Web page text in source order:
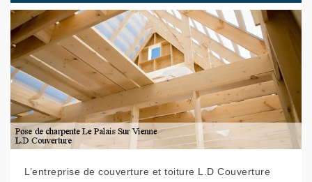
L’entreprise de couverture et toiture L.D Couverture